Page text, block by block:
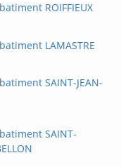
ROIFFIEUX
LAMASTRE
SAINT-JEAN-
SAINT-